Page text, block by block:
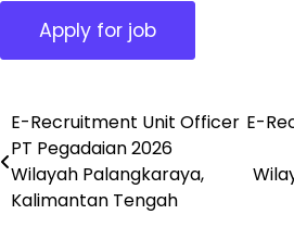
Post
navigation
E-Recruitment Unit Officer
PT Pegadaian 2026
Wilayah Palangkaraya,
Kalimantan Tengah
E-